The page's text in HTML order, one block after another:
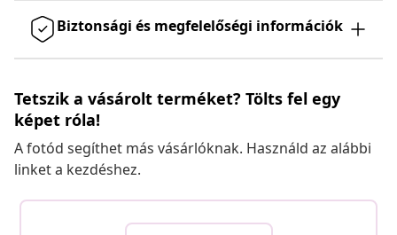
Biztonsági és megfelelőségi információk
Tetszik a vásárolt terméket? Tölts fel egy
képet róla!
A fotód segíthet más vásárlóknak. Használd az alábbi
linket a kezdéshez.